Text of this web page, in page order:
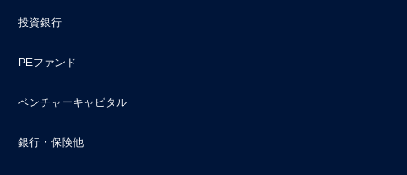
投資銀行
PEファンド
ベンチャーキャピタル
銀行・保険他